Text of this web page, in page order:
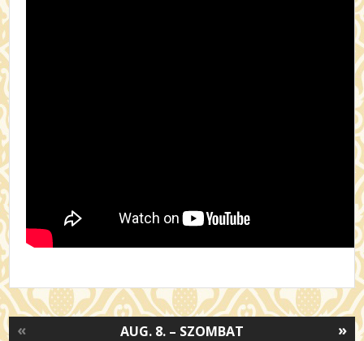
»
AUG. 8. – SZOMBAT
«